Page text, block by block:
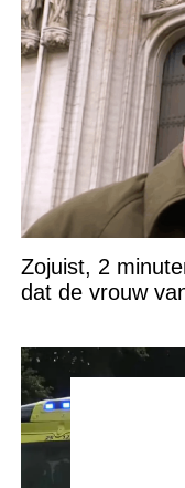
Zojuist, 2
dat de vrouw